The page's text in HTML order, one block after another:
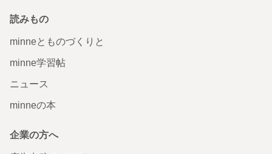
読みもの
minneとものづくりと
minne学習帖
ニュース
minneの本
企業の方へ